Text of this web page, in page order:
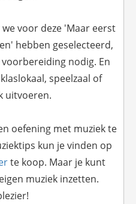
voor deze 'Maar eerst
hebben geselecteerd,
nodig. En
speelzaal of
uitvoeren.
oefening met muziek te
kun je vinden op
te koop. Maar je kunt
muziek inzetten.